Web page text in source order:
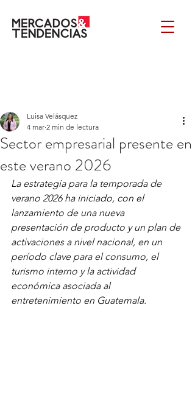
Sector empresarial presente en
este verano 2026
Luisa Velásquez
4 mar 2 min de lectura
La estrategia para la temporada de
verano 2026 ha iniciado, con el
lanzamiento de una nueva
presentación de producto y un plan de
activaciones a nivel nacional, en un
período clave para el consumo, el
turismo interno y la actividad
económica asociada al
entretenimiento en Guatemala.